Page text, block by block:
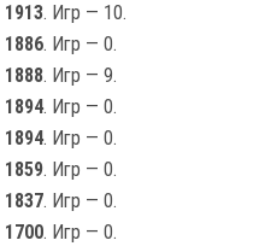
1913. Игр — 10.
1886. Игр — 0.
1888. Игр — 9.
1894. Игр — 0.
1894. Игр — 0.
1859. Игр — 0.
1837. Игр — 0.
1700. Игр — 0.